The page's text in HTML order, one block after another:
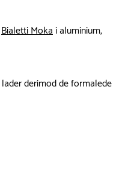
Bialetti Mokai aluminium,
lader derimod de formalede